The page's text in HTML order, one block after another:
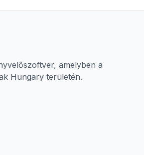
amelyben a
Hungary területén.